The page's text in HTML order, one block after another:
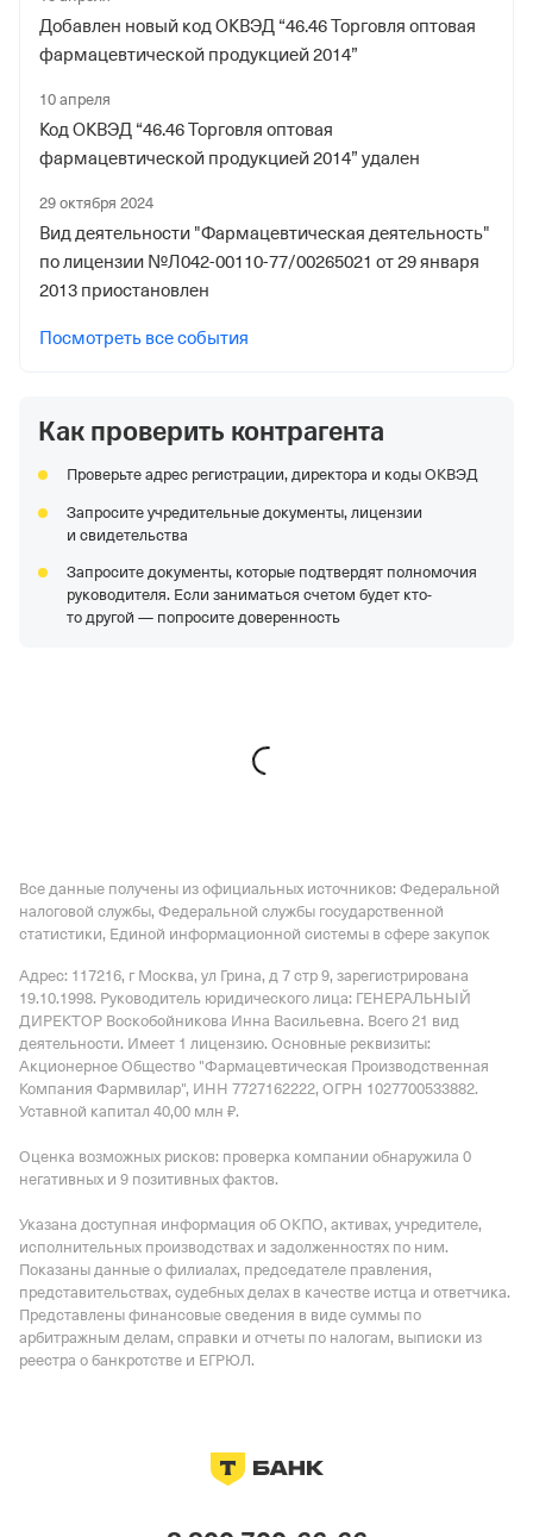
Добавлен новый код ОКВЭД “46.46 Торговля оптовая
фармацевтической продукцией 2014”
10 апреля
Код ОКВЭД “46.46 Торговля оптовая
фармацевтической продукцией 2014” удален
29 октября 2024
Вид деятельности "Фармацевтическая деятельность"
по лицензии №Л042-00110-77/00265021 от 29 января
2013 приостановлен
Посмотреть все события
Как проверить контрагента
Проверьте адрес регистрации, директора и коды ОКВЭД
Запросите учредительные документы, лицензии
и свидетельства
Запросите документы, которые подтвердят полномочия
руководителя. Если заниматься счетом будет кто-
то другой — попросите доверенность
Все данные получены из официальных источников: Федеральной
налоговой службы, Федеральной службы государственной
статистики, Единой информационной системы в сфере закупок
Адрес: 117216, г Москва, ул Грина, д 7 стр 9, зарегистрирована
19.10.1998. Руководитель юридического лица: ГЕНЕРАЛЬНЫЙ
ДИРЕКТОР Воскобойникова Инна Васильевна. Всего 21 вид
деятельности. Имеет 1 лицензию. Основные реквизиты:
Акционерное Общество "Фармацевтическая Производственная
Компания Фармвилар", ИНН 7727162222, ОГРН 1027700533882.
Уставной капитал 40,00 млн ₽.
Оценка возможных рисков: проверка компании обнаружила 0
негативных и 9 позитивных фактов.
Указана доступная информация об ОКПО, активах, учредителе,
исполнительных производствах и задолженностях по ним.
Показаны данные о филиалах, председателе правления,
представительствах, судебных делах в качестве истца и ответчика.
Представлены финансовые сведения в виде суммы по
арбитражным делам, справки и отчеты по налогам, выписки из
реестра о банкротстве и ЕГРЮЛ.